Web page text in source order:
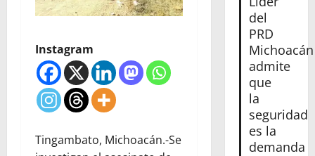
Instagram
Tingambato, Michoacán.-Se
del
PRD
Michoacán
admite
que
la
seguridad
es la
demanda